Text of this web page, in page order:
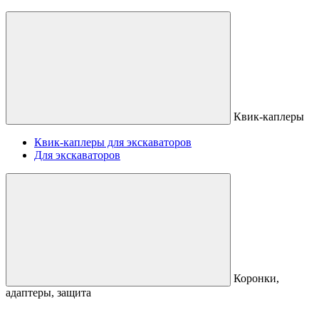
Квик-каплеры
Квик-каплеры для экскаваторов
Для экскаваторов
Коронки,
адаптеры, защита